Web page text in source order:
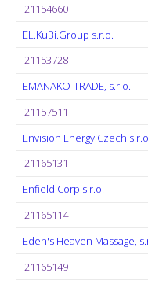
21154660
EL.KuBi.Group s.r.o.
21153728
EMANAKO-TRADE, s.r.o.
21157511
Envision Energy Czech
21165131
Enfield Corp s.r.o.
21165114
Eden's Heaven Massage,
21165149